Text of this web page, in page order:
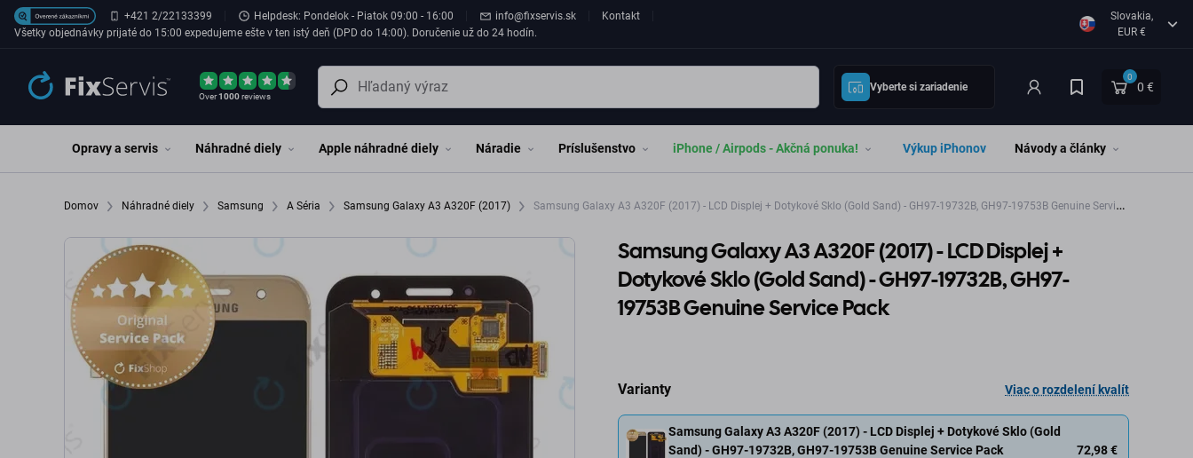
Preskočiť na hlavný obsah+421 2/22133399 Helpdesk: Pondelok - Piatok 09:00 - 16:00 info@fixservis.sk
Kontakt
Všetky objednávky prijaté do 15:00 expedujeme ešte v ten istý deň (DPD do 14:00). Doručenie už do 24 hodín.
Slovakia,
EUR €
Over1000reviews
Vyberte si zariadenie
0
0 €
Opravy a servis Náhradné diely Apple náhradné diely Náradie Príslušenstvo iPhone / Airpods - Akčná ponuka! Výkup iPhonov Návody a články
Domov Náhradné diely Samsung A Séria Samsung Galaxy A3 A320F (2017)
Samsung Galaxy A3 A320F (2017) - LCD Displej + Dotykové Sklo (Gold Sand) - GH97-19732B, GH97-19753B Genuine Service
Samsung Galaxy A3 A320F (2017) - LCD Displej +
Dotykové Sklo (Gold Sand) - GH97-19732B, GH97-
19753B Genuine Service Pack
Varianty Viac o rozdelení kvalít
Samsung Galaxy A3 A320F (2017) - LCD Displej + Dotykové Sklo (Gold
Sand) - GH97-19732B, GH97-19753B Genuine Service Pack
72,98 €